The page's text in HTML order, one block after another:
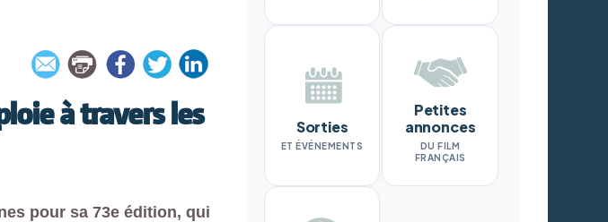
à travers les
pour sa 73e édition, qui
Sorties
ET ÉVÉNEMENTS
Petites
annonces
DU FILM
FRANÇAIS